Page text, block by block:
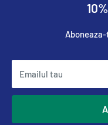
Emailul tau